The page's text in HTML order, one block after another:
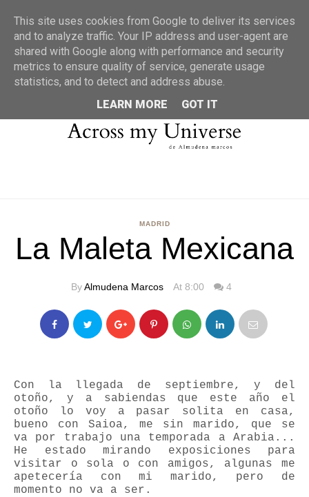
MENU
MADRID
La Maleta Mexicana
ByAlmudena Marcos At 8:00 4
Con la llegada de septiembre, y del
otoño, y a sabiendas que este año el
otoño lo voy a pasar solita en casa,
bueno con Saioa, me sin marido, que se
va por trabajo una temporada a Arabia...
He estado mirando exposiciones para
visitar o sola o con amigos, algunas me
apetecería con mi marido, pero de
momento no va a ser.
This site uses cookies from Google to deliver its services
and to analyze traffic. Your IP address and user-agent are
shared with Google along with performance and security
metrics to ensure quality of service, generate usage
statistics, and to detect and address abuse.
LEARN MORE
GOT IT